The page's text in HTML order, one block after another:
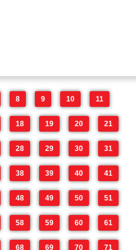
8 9 10 11
18 19 20 21
28 29 30 31
38 39 40 41
48 49 50 51
58 59 60 61
68 69 70 71